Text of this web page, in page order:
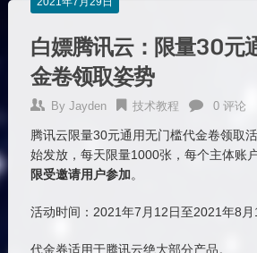
白嫖腾讯云：限量30元
金卷领取姿势
By Jayden 技术教程 0 评论
腾讯云限量30元通用无门槛代金卷领取
始发放，每天限量1000张，每个主体账
限受邀请用户参加。
活动时间：2021年7月12日至2021年8月
代金券适用于腾讯云绝大部分产品。